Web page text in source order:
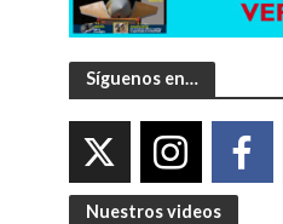
Síguenos en…
Nuestros videos